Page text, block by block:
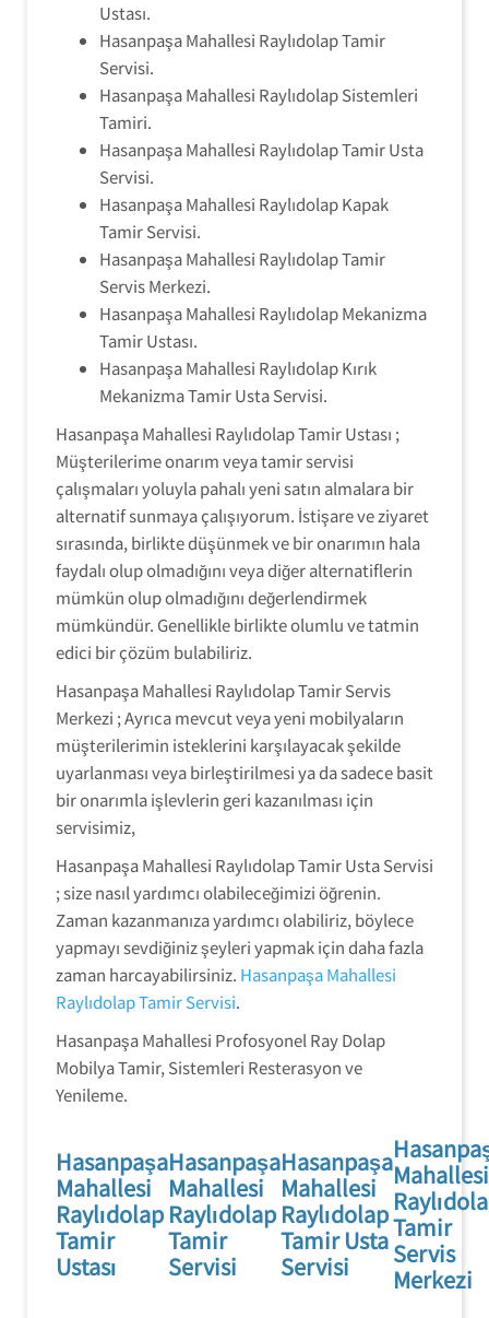
Ustası.
Hasanpaşa Mahallesi Raylıdolap Tamir
Servisi.
Hasanpaşa Mahallesi Raylıdolap Sistemleri
Tamiri.
Hasanpaşa Mahallesi Raylıdolap Tamir Usta
Servisi.
Hasanpaşa Mahallesi Raylıdolap Kapak
Tamir Servisi.
Hasanpaşa Mahallesi Raylıdolap Tamir
Servis Merkezi.
Hasanpaşa Mahallesi Raylıdolap Mekanizma
Tamir Ustası.
Hasanpaşa Mahallesi Raylıdolap Kırık
Mekanizma Tamir Usta Servisi.
Hasanpaşa Mahallesi Raylıdolap Tamir Ustası ;
Müşterilerime onarım veya tamir servisi
çalışmaları yoluyla pahalı yeni satın almalara bir
alternatif sunmaya çalışıyorum. İstişare ve ziyaret
sırasında, birlikte düşünmek ve bir onarımın hala
faydalı olup olmadığını veya diğer alternatiflerin
mümkün olup olmadığını değerlendirmek
mümkündür. Genellikle birlikte olumlu ve tatmin
edici bir çözüm bulabiliriz.
Hasanpaşa Mahallesi Raylıdolap Tamir Servis
Merkezi ; Ayrıca mevcut veya yeni mobilyaların
müşterilerimin isteklerini karşılayacak şekilde
uyarlanması veya birleştirilmesi ya da sadece basit
bir onarımla işlevlerin geri kazanılması için
servisimiz,
Hasanpaşa Mahallesi Raylıdolap Tamir Usta Servisi
; size nasıl yardımcı olabileceğimizi öğrenin.
Zaman kazanmanıza yardımcı olabiliriz, böylece
yapmayı sevdiğiniz şeyleri yapmak için daha fazla
zaman harcayabilirsiniz. Hasanpaşa Mahallesi
Raylıdolap Tamir Servisi.
Hasanpaşa Mahallesi Profosyonel Ray Dolap
Mobilya Tamir, Sistemleri Resterasyon ve
Yenileme.
Hasanpaşa
Mahallesi
Raylıdolap
Tamir
Ustası
Hasanpaşa
Mahallesi
Raylıdolap
Tamir
Servisi
Hasanpaşa
Mahallesi
Raylıdolap
Tamir Usta
Servisi
Mahallesi
Tamir
Servis
Merkezi